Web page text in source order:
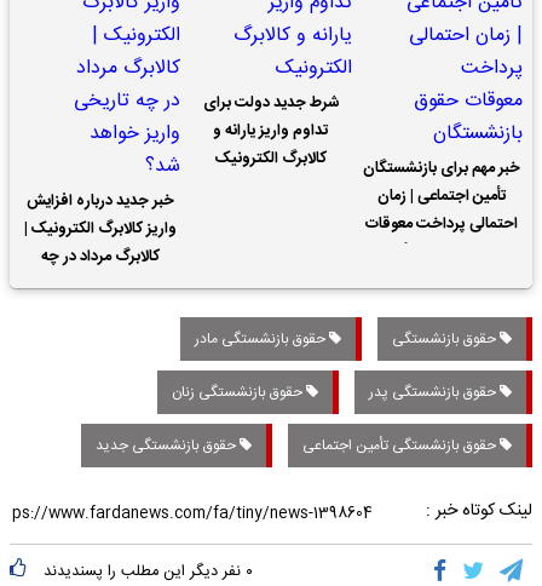
خبر مهم برای بازنشستگان
تأمین اجتماعی | زمان
احتمالی پرداخت معوقات
شرط جدید دولت برای
تداوم واریز یارانه و
کالابرگ الکترونیک
خبر جدید درباره افزایش
واریز کالابرگ الکترونیک |
کالابرگ مرداد در چه
تاریخی واریز خواهد شد؟
حقوق بازنشستگی حقوق بازنشستگی مادر
حقوق بازنشستگی پدر حقوق بازنشستگی زنان
حقوق بازنشستگی تأمین اجتماعی حقوق بازنشستگی جدید
لینک کوتاه خبر :
۰ نفر دیگر این مطلب را پسندیدند